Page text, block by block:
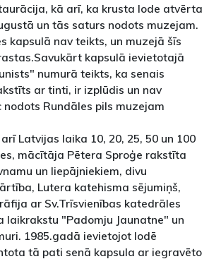
kā arī, ka krusta lode atvērta
un tās saturs nodots muzejam.
kapsulā nav teikts, un muzejā šīs
kapsulā ievietotajā
numurā teikts, ka senais
ar tinti, ir izplūdis un nav
Rundāles pils muzejam
Latvijas laika 10, 20, 25, 50 un 100
mācītāja Pētera Sproģe rakstīta
un liepājniekiem, divu
Lutera katehisma sējumiņš,
ar Sv.Trīsvienības katedrāles
laikrakstu "Padomju Jaunatne" un
1985.gadā ievietojot lodē
tā pati senā kapsula ar iegravēto